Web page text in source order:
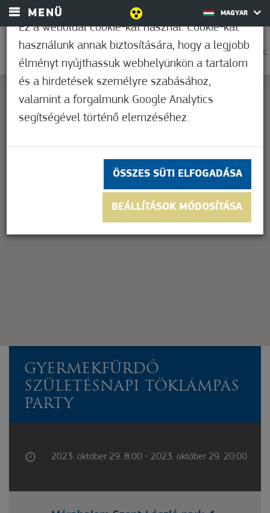
MENÜ MAGYAR
0
25,6°C
This page can't load Google Maps correctly.
Do you own this website? OK
GYERMEKFÜRDŐ
SZÜLETÉSNAPI TÖKLÁMPÁS
PARTY
2023. október 29. 8:00 - 2023. október 29. 20:00
Ez a weboldal cookie-kat használ. Cookie-kat
használunk annak biztosítására, hogy a legjobb
élményt nyújthassuk webhelyünkön a tartalom
és a hirdetések személyre szabásához,
valamint a forgalmunk Google Analytics
segítségével történő elemzéséhez.
ÖSSZES SÜTI ELFOGADÁSA
BEÁLLÍTÁSOK MÓDOSÍTÁSA